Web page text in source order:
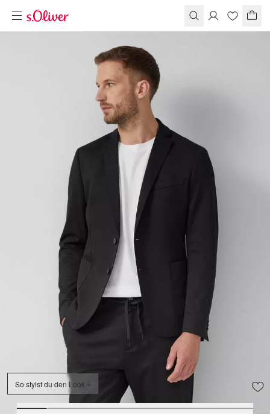
So stylst du den Look